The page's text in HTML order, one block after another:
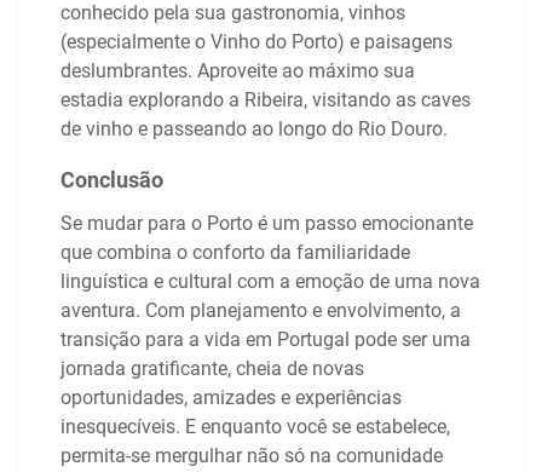
conhecido pela sua gastronomia, vinhos
(especialmente o Vinho do Porto) e paisagens
deslumbrantes. Aproveite ao máximo sua
estadia explorando a Ribeira, visitando as caves
de vinho e passeando ao longo do Rio Douro.
Conclusão
Se mudar para o Porto é um passo emocionante
que combina o conforto da familiaridade
linguística e cultural com a emoção de uma nova
aventura. Com planejamento e envolvimento, a
transição para a vida em Portugal pode ser uma
jornada gratificante, cheia de novas
oportunidades, amizades e experiências
inesquecíveis. E enquanto você se estabelece,
permita-se mergulhar não só na comunidade